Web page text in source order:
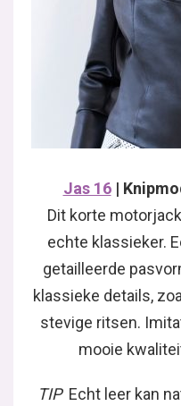
Jas 16|
Dit korte
echte klassieker.
getailleerde
klassieke details,
stevige ritsen.
mooie
TIPEcht leer kan